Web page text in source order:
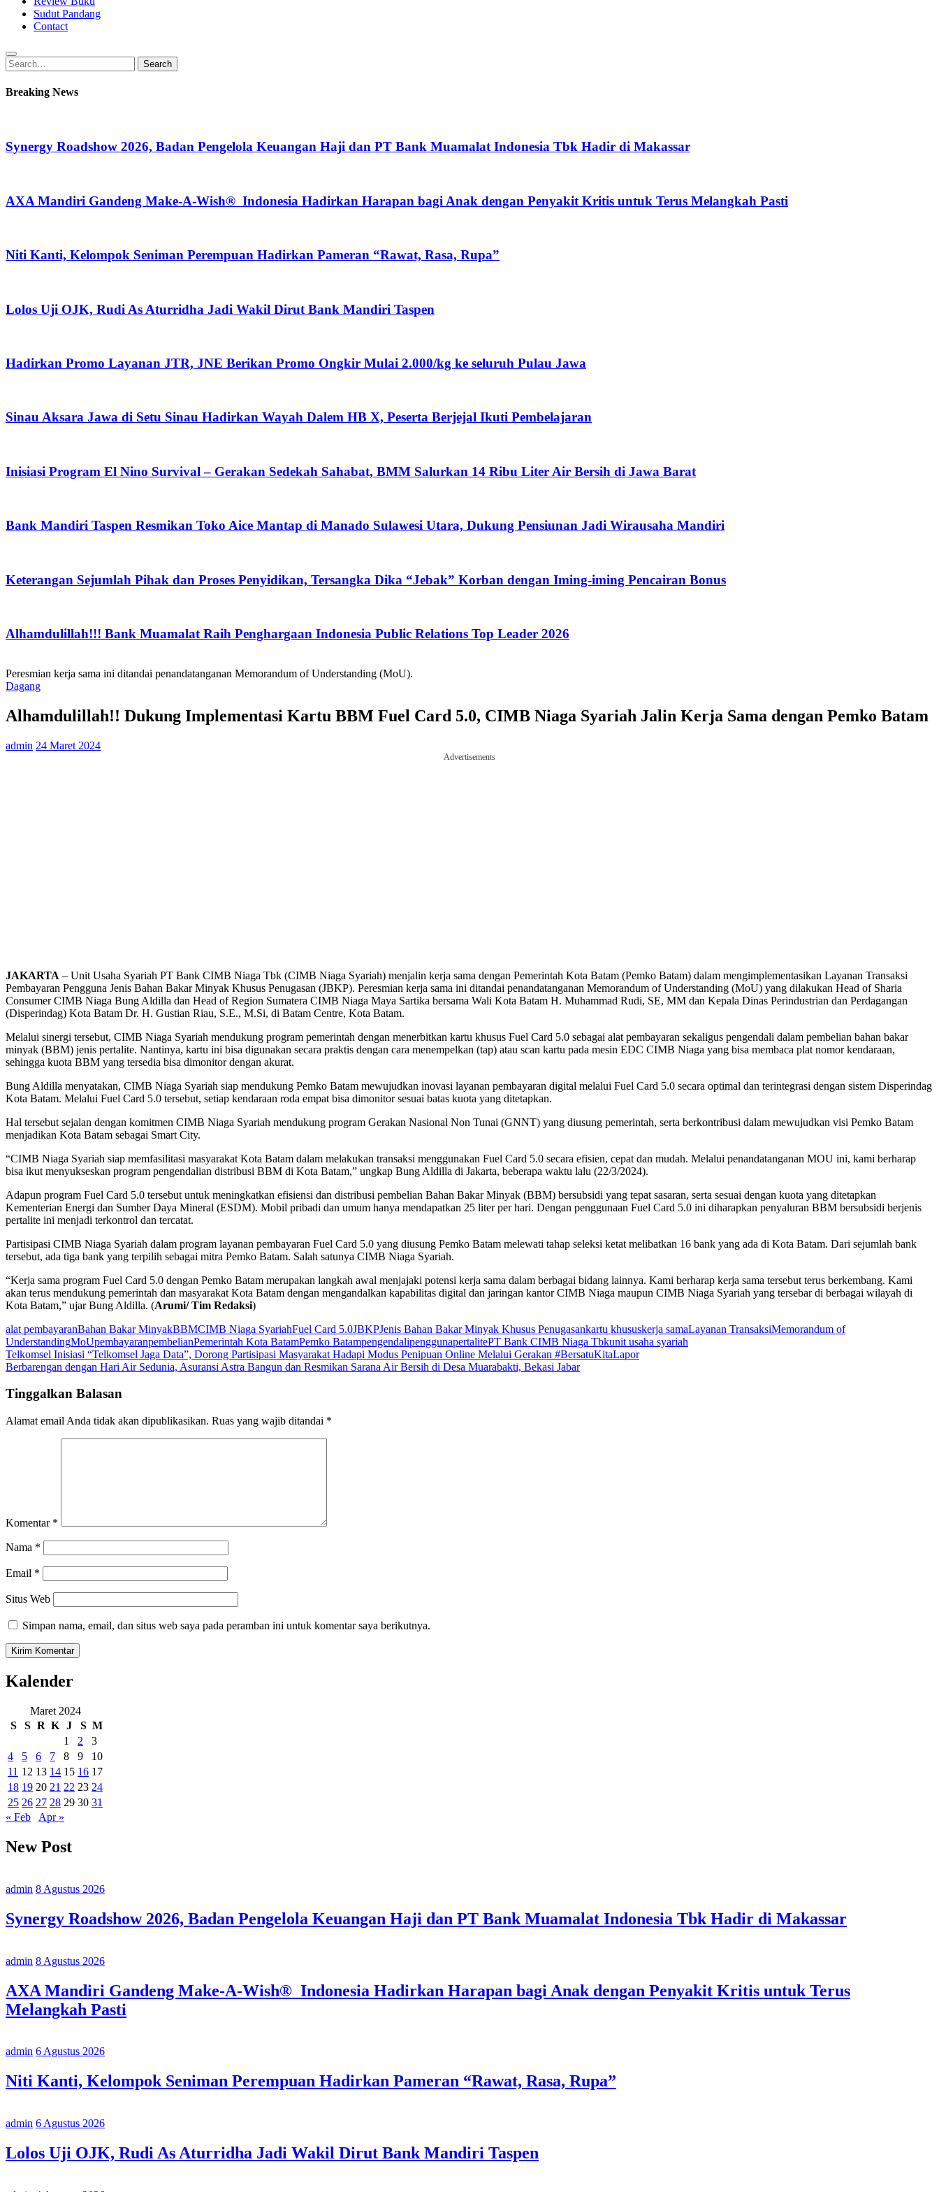
Sudut Pandang
Contact
Search
for:
Search
Breaking News
Synergy Roadshow 2026, Badan Pengelola Keuangan Haji dan PT Bank Muamalat Indonesia Tbk Hadir di Makassar
AXA Mandiri Gandeng Make-A-Wish® Indonesia Hadirkan Harapan bagi Anak dengan Penyakit Kritis untuk Terus Melangkah Pasti
Niti Kanti, Kelompok Seniman Perempuan Hadirkan Pameran “Rawat, Rasa, Rupa”
Lolos Uji OJK, Rudi As Aturridha Jadi Wakil Dirut Bank Mandiri Taspen
Hadirkan Promo Layanan JTR, JNE Berikan Promo Ongkir Mulai 2.000/kg ke seluruh Pulau Jawa
Sinau Aksara Jawa di Setu Sinau Hadirkan Wayah Dalem HB X, Peserta Berjejal Ikuti Pembelajaran
Inisiasi Program El Nino Survival – Gerakan Sedekah Sahabat, BMM Salurkan 14 Ribu Liter Air Bersih di Jawa Barat
Bank Mandiri Taspen Resmikan Toko Aice Mantap di Manado Sulawesi Utara, Dukung Pensiunan Jadi Wirausaha Mandiri
Keterangan Sejumlah Pihak dan Proses Penyidikan, Tersangka Dika “Jebak” Korban dengan Iming-iming Pencairan Bonus
Alhamdulillah!!! Bank Muamalat Raih Penghargaan Indonesia Public Relations Top Leader 2026
Peresmian kerja sama ini ditandai penandatanganan Memorandum of Understanding (MoU).
Dagang
Alhamdulillah!! Dukung Implementasi Kartu BBM Fuel Card 5.0, CIMB Niaga Syariah Jalin Kerja Sama dengan Pemko Batam
admin 24 Maret 2024
Advertisements
JAKARTA – Unit Usaha Syariah PT Bank CIMB Niaga Tbk (CIMB Niaga Syariah) menjalin kerja sama dengan Pemerintah Kota Batam (Pemko Batam) dalam mengimplementasikan Layanan Transaksi
Pembayaran Pengguna Jenis Bahan Bakar Minyak Khusus Penugasan (JBKP). Peresmian kerja sama ini ditandai penandatanganan Memorandum of Understanding (MoU) yang dilakukan Head of Sharia
Consumer CIMB Niaga Bung Aldilla dan Head of Region Sumatera CIMB Niaga Maya Sartika bersama Wali Kota Batam H. Muhammad Rudi, SE, MM dan Kepala Dinas Perindustrian dan Perdagangan
(Disperindag) Kota Batam Dr. H. Gustian Riau, S.E., M.Si, di Batam Centre, Kota Batam.
Melalui sinergi tersebut, CIMB Niaga Syariah mendukung program pemerintah dengan menerbitkan kartu khusus Fuel Card 5.0 sebagai alat pembayaran sekaligus pengendali dalam pembelian bahan bakar
minyak (BBM) jenis pertalite. Nantinya, kartu ini bisa digunakan secara praktis dengan cara menempelkan (tap) atau scan kartu pada mesin EDC CIMB Niaga yang bisa membaca plat nomor kendaraan,
sehingga kuota BBM yang tersedia bisa dimonitor dengan akurat.
Bung Aldilla menyatakan, CIMB Niaga Syariah siap mendukung Pemko Batam mewujudkan inovasi layanan pembayaran digital melalui Fuel Card 5.0 secara optimal dan terintegrasi dengan sistem Disperindag
Kota Batam. Melalui Fuel Card 5.0 tersebut, setiap kendaraan roda empat bisa dimonitor sesuai batas kuota yang ditetapkan.
Hal tersebut sejalan dengan komitmen CIMB Niaga Syariah mendukung program Gerakan Nasional Non Tunai (GNNT) yang diusung pemerintah, serta berkontribusi dalam mewujudkan visi Pemko Batam
menjadikan Kota Batam sebagai Smart City.
“CIMB Niaga Syariah siap memfasilitasi masyarakat Kota Batam dalam melakukan transaksi menggunakan Fuel Card 5.0 secara efisien, cepat dan mudah. Melalui penandatanganan MOU ini, kami berharap
bisa ikut menyukseskan program pengendalian distribusi BBM di Kota Batam,” ungkap Bung Aldilla di Jakarta, beberapa waktu lalu (22/3/2024).
Adapun program Fuel Card 5.0 tersebut untuk meningkatkan efisiensi dan distribusi pembelian Bahan Bakar Minyak (BBM) bersubsidi yang tepat sasaran, serta sesuai dengan kuota yang ditetapkan
Kementerian Energi dan Sumber Daya Mineral (ESDM). Mobil pribadi dan umum hanya mendapatkan 25 liter per hari. Dengan penggunaan Fuel Card 5.0 ini diharapkan penyaluran BBM bersubsidi berjenis
pertalite ini menjadi terkontrol dan tercatat.
Partisipasi CIMB Niaga Syariah dalam program layanan pembayaran Fuel Card 5.0 yang diusung Pemko Batam melewati tahap seleksi ketat melibatkan 16 bank yang ada di Kota Batam. Dari sejumlah bank
tersebut, ada tiga bank yang terpilih sebagai mitra Pemko Batam. Salah satunya CIMB Niaga Syariah.
“Kerja sama program Fuel Card 5.0 dengan Pemko Batam merupakan langkah awal menjajaki potensi kerja sama dalam berbagai bidang lainnya. Kami berharap kerja sama tersebut terus berkembang. Kami
akan terus mendukung pemerintah dan masyarakat Kota Batam dengan mengandalkan kapabilitas digital dan jaringan kantor CIMB Niaga maupun CIMB Niaga Syariah yang tersebar di berbagai wilayah di
Kota Batam,” ujar Bung Aldilla. (Arumi/ Tim Redaksi)
alat pembayaranBahan Bakar MinyakBBMCIMB Niaga SyariahFuel Card 5.0JBKPJenis Bahan Bakar Minyak Khusus Penugasankartu khususkerja samaLayanan TransaksiMemorandum of
UnderstandingMoUpembayaranpembelianPemerintah Kota BatamPemko BatampengendalipenggunapertalitePT Bank CIMB Niaga Tbkunit usaha syariah
Navigasi
pos
Telkomsel Inisiasi “Telkomsel Jaga Data”, Dorong Partisipasi Masyarakat Hadapi Modus Penipuan Online Melalui Gerakan #BersatuKitaLapor
Berbarengan dengan Hari Air Sedunia, Asuransi Astra Bangun dan Resmikan Sarana Air Bersih di Desa Muarabakti, Bekasi Jabar
Tinggalkan Balasan
Alamat email Anda tidak akan dipublikasikan. Ruas yang wajib ditandai *
Komentar *
Nama *
Email *
Situs Web
Simpan nama, email, dan situs web saya pada peramban ini untuk komentar saya berikutnya.
Kalender
Maret 2024
S
S R K J S M
1
2
3
4
5 6 7 8 9
10
11 12 13 14 15 16 17
18 19 20 21 22 23 24
25 26 27 28 29 30 31
« Feb
Apr »
New Post
admin 8 Agustus 2026
Synergy Roadshow 2026, Badan Pengelola Keuangan Haji dan PT Bank Muamalat Indonesia Tbk Hadir di Makassar
admin 8 Agustus 2026
AXA Mandiri Gandeng Make-A-Wish® Indonesia Hadirkan Harapan bagi Anak dengan Penyakit Kritis untuk Terus
Melangkah Pasti
admin 6 Agustus 2026
Niti Kanti, Kelompok Seniman Perempuan Hadirkan Pameran “Rawat, Rasa, Rupa”
admin 6 Agustus 2026
Lolos Uji OJK, Rudi As Aturridha Jadi Wakil Dirut Bank Mandiri Taspen